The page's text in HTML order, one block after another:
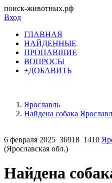
поиск-животных.рф
Вход
ГЛАВНАЯ
НАЙДЕННЫЕ
ПРОПАВШИЕ
ВОПРОСЫ
+ДОБАВИТЬ
Ярославль
Найдена собака
6 февраля 2025 36918 1410
(Ярославская обл.)
Найдена